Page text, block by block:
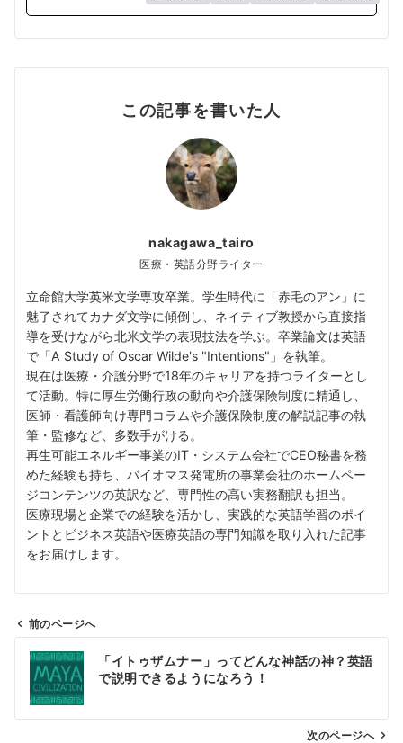
この記事を書いた人
nakagawa_tairo
医療・英語分野ライター
立命館大学英米文学専攻卒業。学生時代に「赤毛のアン」に
魅了されてカナダ文学に傾倒し、ネイティブ教授から直接指
導を受けながら北米文学の表現技法を学ぶ。卒業論文は英語
で「A Study of Oscar Wilde's "Intentions"」を執筆。
現在は医療・介護分野で18年のキャリアを持つライターとし
て活動。特に厚生労働行政の動向や介護保険制度に精通し、
医師・看護師向け専門コラムや介護保険制度の解説記事の執
筆・監修など、多数手がける。
再生可能エネルギー事業のIT・システム会社でCEO秘書を務
めた経験も持ち、バイオマス発電所の事業会社のホームペー
ジコンテンツの英訳など、専門性の高い実務翻訳も担当。
医療現場と企業での経験を活かし、実践的な英語学習のポイ
ントとビジネス英語や医療英語の専門知識を取り入れた記事
をお届けします。
前のページへ
「イトゥザムナー」ってどんな神話の神？英語
で説明できるようになろう！
次のページへ